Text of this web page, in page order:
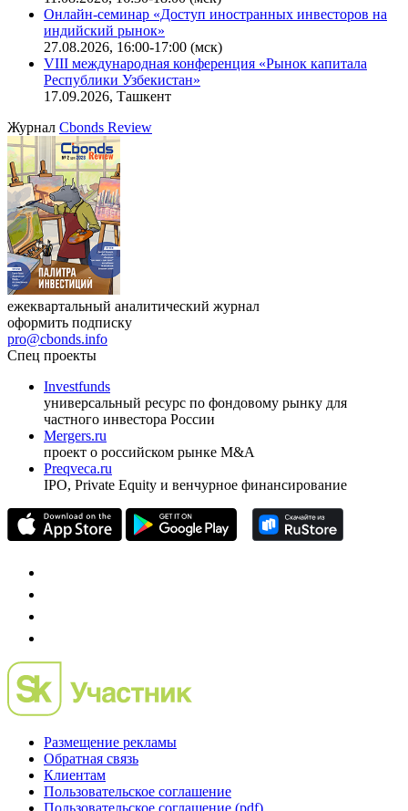
Онлайн-семинар «Доступ иностранных инвесторов на
индийский рынок»
27.08.2026, 16:00-17:00 (мск)
VIII международная конференция «Рынок капитала
Республики Узбекистан»
17.09.2026, Ташкент
Журнал Cbonds Review
ежеквартальный аналитический журнал
оформить подписку
pro@cbonds.info
Спец проекты
Investfunds
универсальный ресурс по фондовому рынку для
частного инвестора России
Mergers.ru
проект о российском рынке M&A
Preqveca.ru
IPO, Private Equity и венчурное финансирование
Размещение рекламы
Обратная связь
Клиентам
Пользовательское соглашение